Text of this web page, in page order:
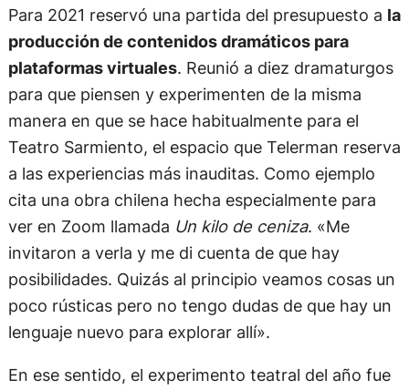
Para 2021 reservó una partida del presupuesto a la
producción de contenidos dramáticos para
plataformas virtuales. Reunió a diez dramaturgos
para que piensen y experimenten de la misma
manera en que se hace habitualmente para el
Teatro Sarmiento, el espacio que Telerman reserva
a las experiencias más inauditas. Como ejemplo
cita una obra chilena hecha especialmente para
ver en Zoom llamada Un kilo de ceniza. «Me
invitaron a verla y me di cuenta de que hay
posibilidades. Quizás al principio veamos cosas un
poco rústicas pero no tengo dudas de que hay un
lenguaje nuevo para explorar allí».
En ese sentido, el experimento teatral del año fue